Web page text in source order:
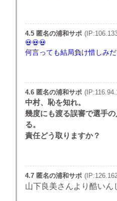
4.5 匿名の浦和サポ
何言っても結局負け惜しみ
4.6 匿名の浦和サポ
中村、恥を知れ。
幾度にも渡る誤審で選手
る。
責任どう取りますか？
4.7 匿名の浦和サポ
山下良美さんより酷いん